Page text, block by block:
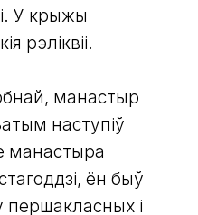
У крыжы
рэліквіі.
манастыр
наступіў
манастыра
ён быў
першакласных і